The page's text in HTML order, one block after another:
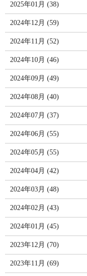
2025年01月 (38)
2024年12月 (59)
2024年11月 (52)
2024年10月 (46)
2024年09月 (49)
2024年08月 (40)
2024年07月 (37)
2024年06月 (55)
2024年05月 (55)
2024年04月 (42)
2024年03月 (48)
2024年02月 (43)
2024年01月 (45)
2023年12月 (70)
2023年11月 (69)